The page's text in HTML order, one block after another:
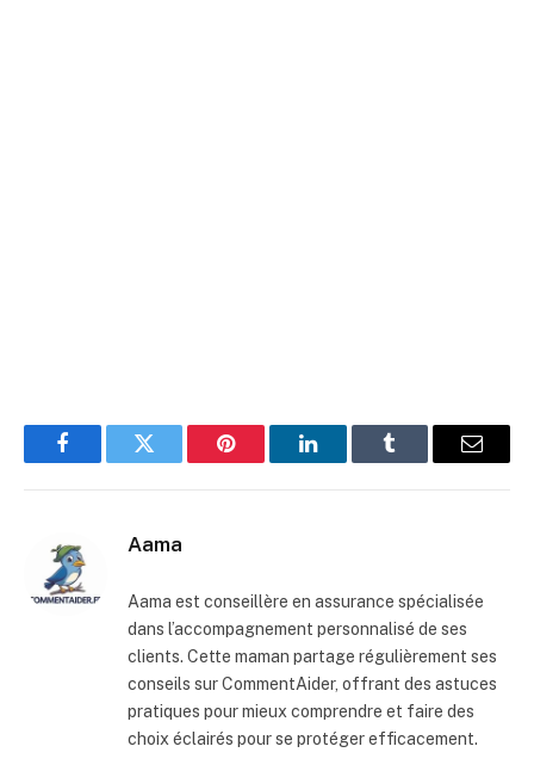
FacebookTwitter Pinterest LinkedInTumblr
E-
Aama
Aama est conseillère en assurance spécialisée
dans l’accompagnement personnalisé de ses
clients. Cette maman partage régulièrement ses
conseils sur CommentAider, offrant des astuces
pratiques pour mieux comprendre et faire des
choix éclairés pour se protéger efficacement.